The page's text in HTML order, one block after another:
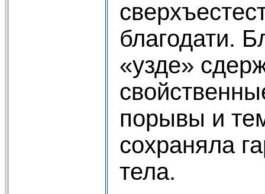
благодати.
«узде»
порывы и
сохраняла
тела.